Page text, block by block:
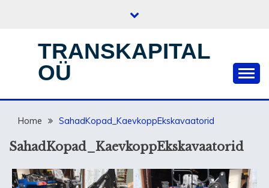
TRANSKAPITAL
OÜ
Home SahadKopad_KaevkoppEkskavaatorid
SahadKopad_KaevkoppEkskavaatorid